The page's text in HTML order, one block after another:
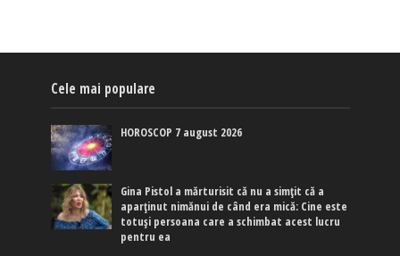
Cele mai populare
HOROSCOP 7 august 2026
Gina Pistol a mărturisit că nu a simțit că a
aparținut nimănui de când era mică: Cine este
totuși persoana care a schimbat acest lucru
pentru ea